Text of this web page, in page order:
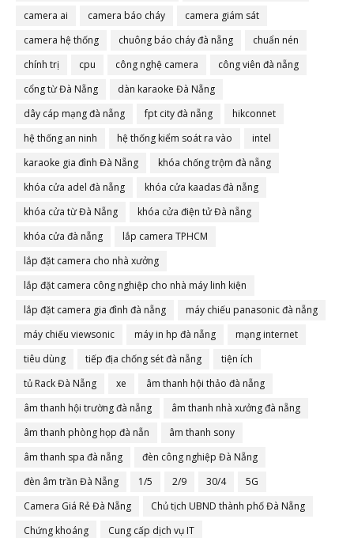
camera ai
camera báo cháy
camera giám sát
camera hệ thống
chuông báo cháy đà nẵng
chuẩn nén
chính trị
cpu công nghệ camera
công viên đà nẵng
cổng từ Đà Nẵng
dàn karaoke Đà Nẵng
dây cáp mạng đà nẵng
fpt city đà nẵng
hikconnet
hệ thống an ninh
hệ thống kiểm soát ra vào
intel
karaoke gia đình Đà Nẵng
khóa chống trộm đà nẵng
khóa cửa adel đà nẵng
khóa cửa kaadas đà nẵng
khóa cửa từ Đà Nẵng
khóa cửa điện tử Đà nẵng
khóa cửa đà nẵng
lắp camera TPHCM
lắp đặt camera cho nhà xưởng
lắp đặt camera công nghiệp cho nhà máy linh kiện
lắp đặt camera gia đình đà nẵng
máy chiếu panasonic đà nẵng
máy chiếu viewsonic
máy in hp đà nẵng
mạng internet
tiêu dùng
tiếp địa chống sét đà nẵng
tiện ích
tủ Rack Đà Nẵng
xe
âm thanh hội thảo đà nẵng
âm thanh hội trường đà nẵng
âm thanh nhà xưởng đà nẵng
âm thanh phòng họp đà nẵn
âm thanh sony
âm thanh spa đà nẵng
đèn công nghiệp Đà Nẵng
đèn âm trần Đà Nẵng
1/5 2/9 30/4
5G
Camera Giá Rẻ Đà Nẵng
Chủ tịch UBND thành phố Đà Nẵng
Chứng khoáng
Cung cấp dịch vụ IT